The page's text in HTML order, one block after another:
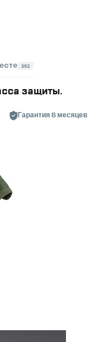
392
защиты.
Гарантия 6 месяцев